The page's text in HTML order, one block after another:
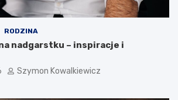
RODZINA
nadgarstku – inspiracje i
Szymon Kowalkiewicz